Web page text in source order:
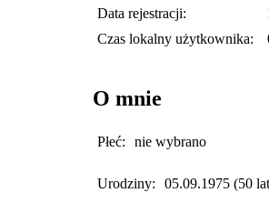
Data rejestracji:
Czas lokalny użytkownika:
O mnie
Płeć: nie wybrano
Urodziny: 05.09.1975 (50